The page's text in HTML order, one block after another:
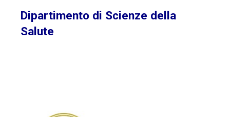
Dipartimento di Scienze della
Salute